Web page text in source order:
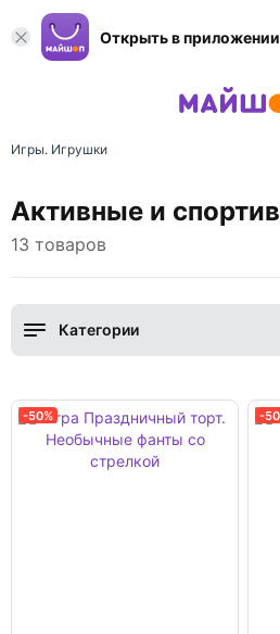
Открыть в приложении
Игры. Игрушки
Активные и
13 товаров
Категории
-50% -